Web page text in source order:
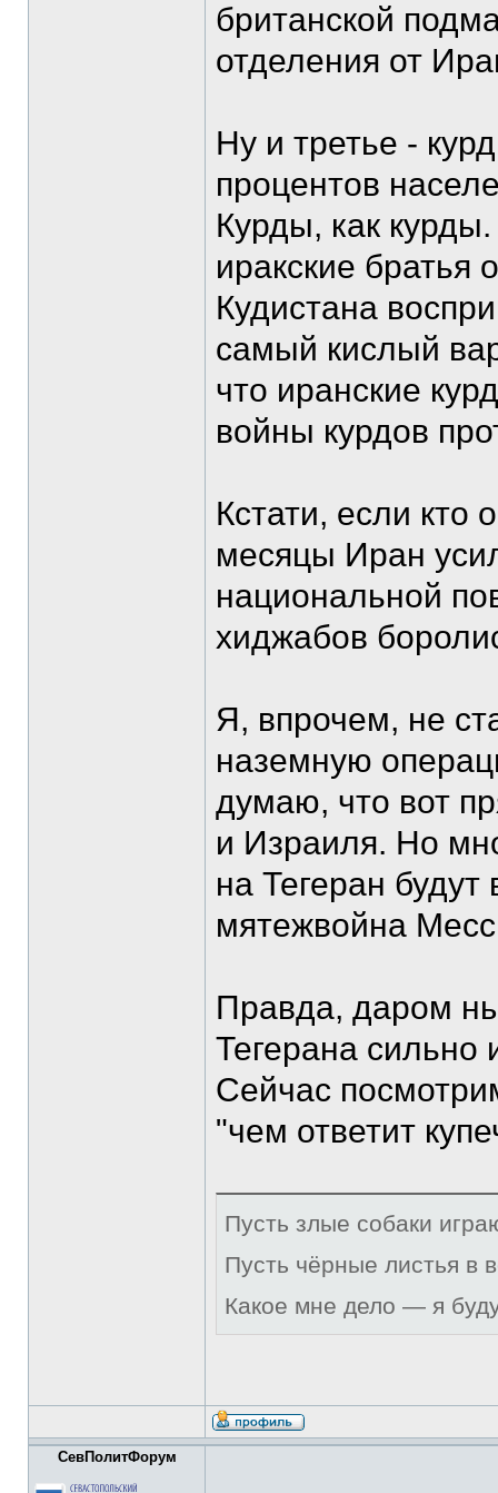
британской
отделения от
Ну и третье -
процентов
Курды, как
иракские братья
Кудистана
самый кислый
что иранские
войны курдов
Кстати, если кто
месяцы Иран
национальной
хиджабов
Я, впрочем, не
наземную
думаю, что вот
и Израиля. Но
на Тегеран
мятежвойна
Правда, даром
Тегерана
Сейчас
"чем ответит
Пусть злые собаки
Пусть чёрные листья в
Какое мне дело — я
СевПолитФорум